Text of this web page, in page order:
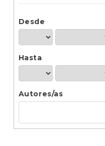
a
Desde
Hasta
Autores/as